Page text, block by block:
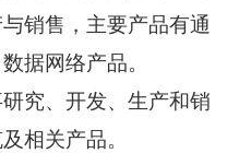
销售，主要产品有通
据网络产品。
、开发、生产和销
相关产品。